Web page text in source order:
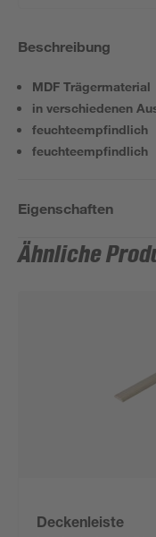
Beschreibung
MDF Trägermaterial
in verschiedenen
feuchteempfindlich
feuchteempfindlich
Eigenschaften
Ähnliche
Deckenleiste